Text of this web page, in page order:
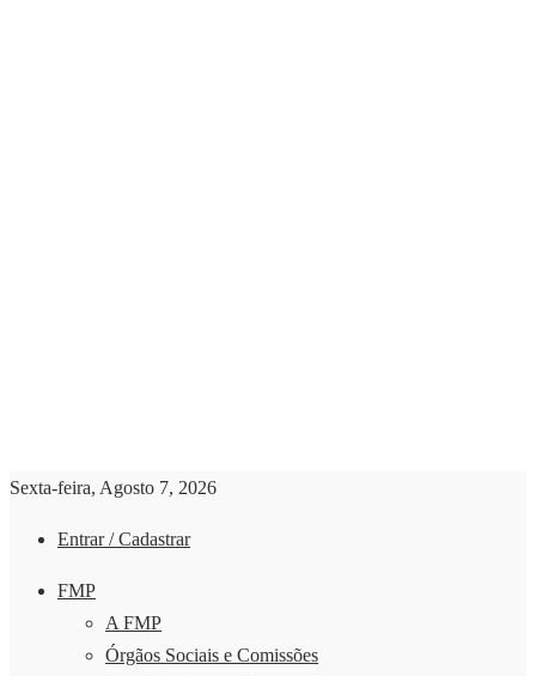
Sexta-feira, Agosto 7, 2026
Entrar / Cadastrar
FMP
A FMP
Órgãos Sociais e Comissões